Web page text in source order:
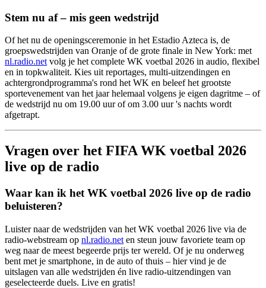
Stem nu af – mis geen wedstrijd
Of het nu de openingsceremonie in het Estadio Azteca is, de
groepswedstrijden van Oranje of de grote finale in New York: met
nl.radio.net volg je het complete WK voetbal 2026 in audio, flexibel
en in topkwaliteit. Kies uit reportages, multi-uitzendingen en
achtergrondprogramma's rond het WK en beleef het grootste
sportevenement van het jaar helemaal volgens je eigen dagritme – of
de wedstrijd nu om 19.00 uur of om 3.00 uur 's nachts wordt
afgetrapt.
Vragen over het FIFA WK voetbal 2026
live op de radio
Waar kan ik het WK voetbal 2026 live op de radio
beluisteren?
Luister naar de wedstrijden van het WK voetbal 2026 live via de
radio-webstream op nl.radio.net en steun jouw favoriete team op
weg naar de meest begeerde prijs ter wereld. Of je nu onderweg
bent met je smartphone, in de auto of thuis – hier vind je de
uitslagen van alle wedstrijden én live radio-uitzendingen van
geselecteerde duels. Live en gratis!